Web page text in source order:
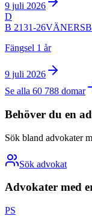
9 juli 2026
D
B 2131-26
Fängsel 1 år
9 juli 2026
Se alla 60 788 domar
Behöver du en
Sök bland advokater
Sök advokat
Advokater med
PS